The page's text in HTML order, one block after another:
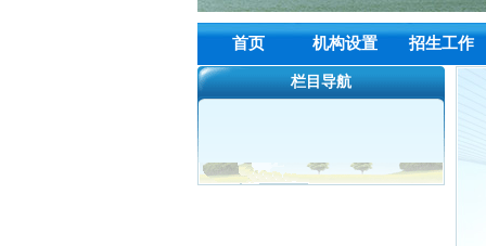
首页 机构设置 招生工作
栏目导航